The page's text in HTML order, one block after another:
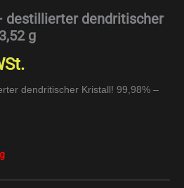
destillierter dendritischer
g
dendritischer Kristall! 99,98% –